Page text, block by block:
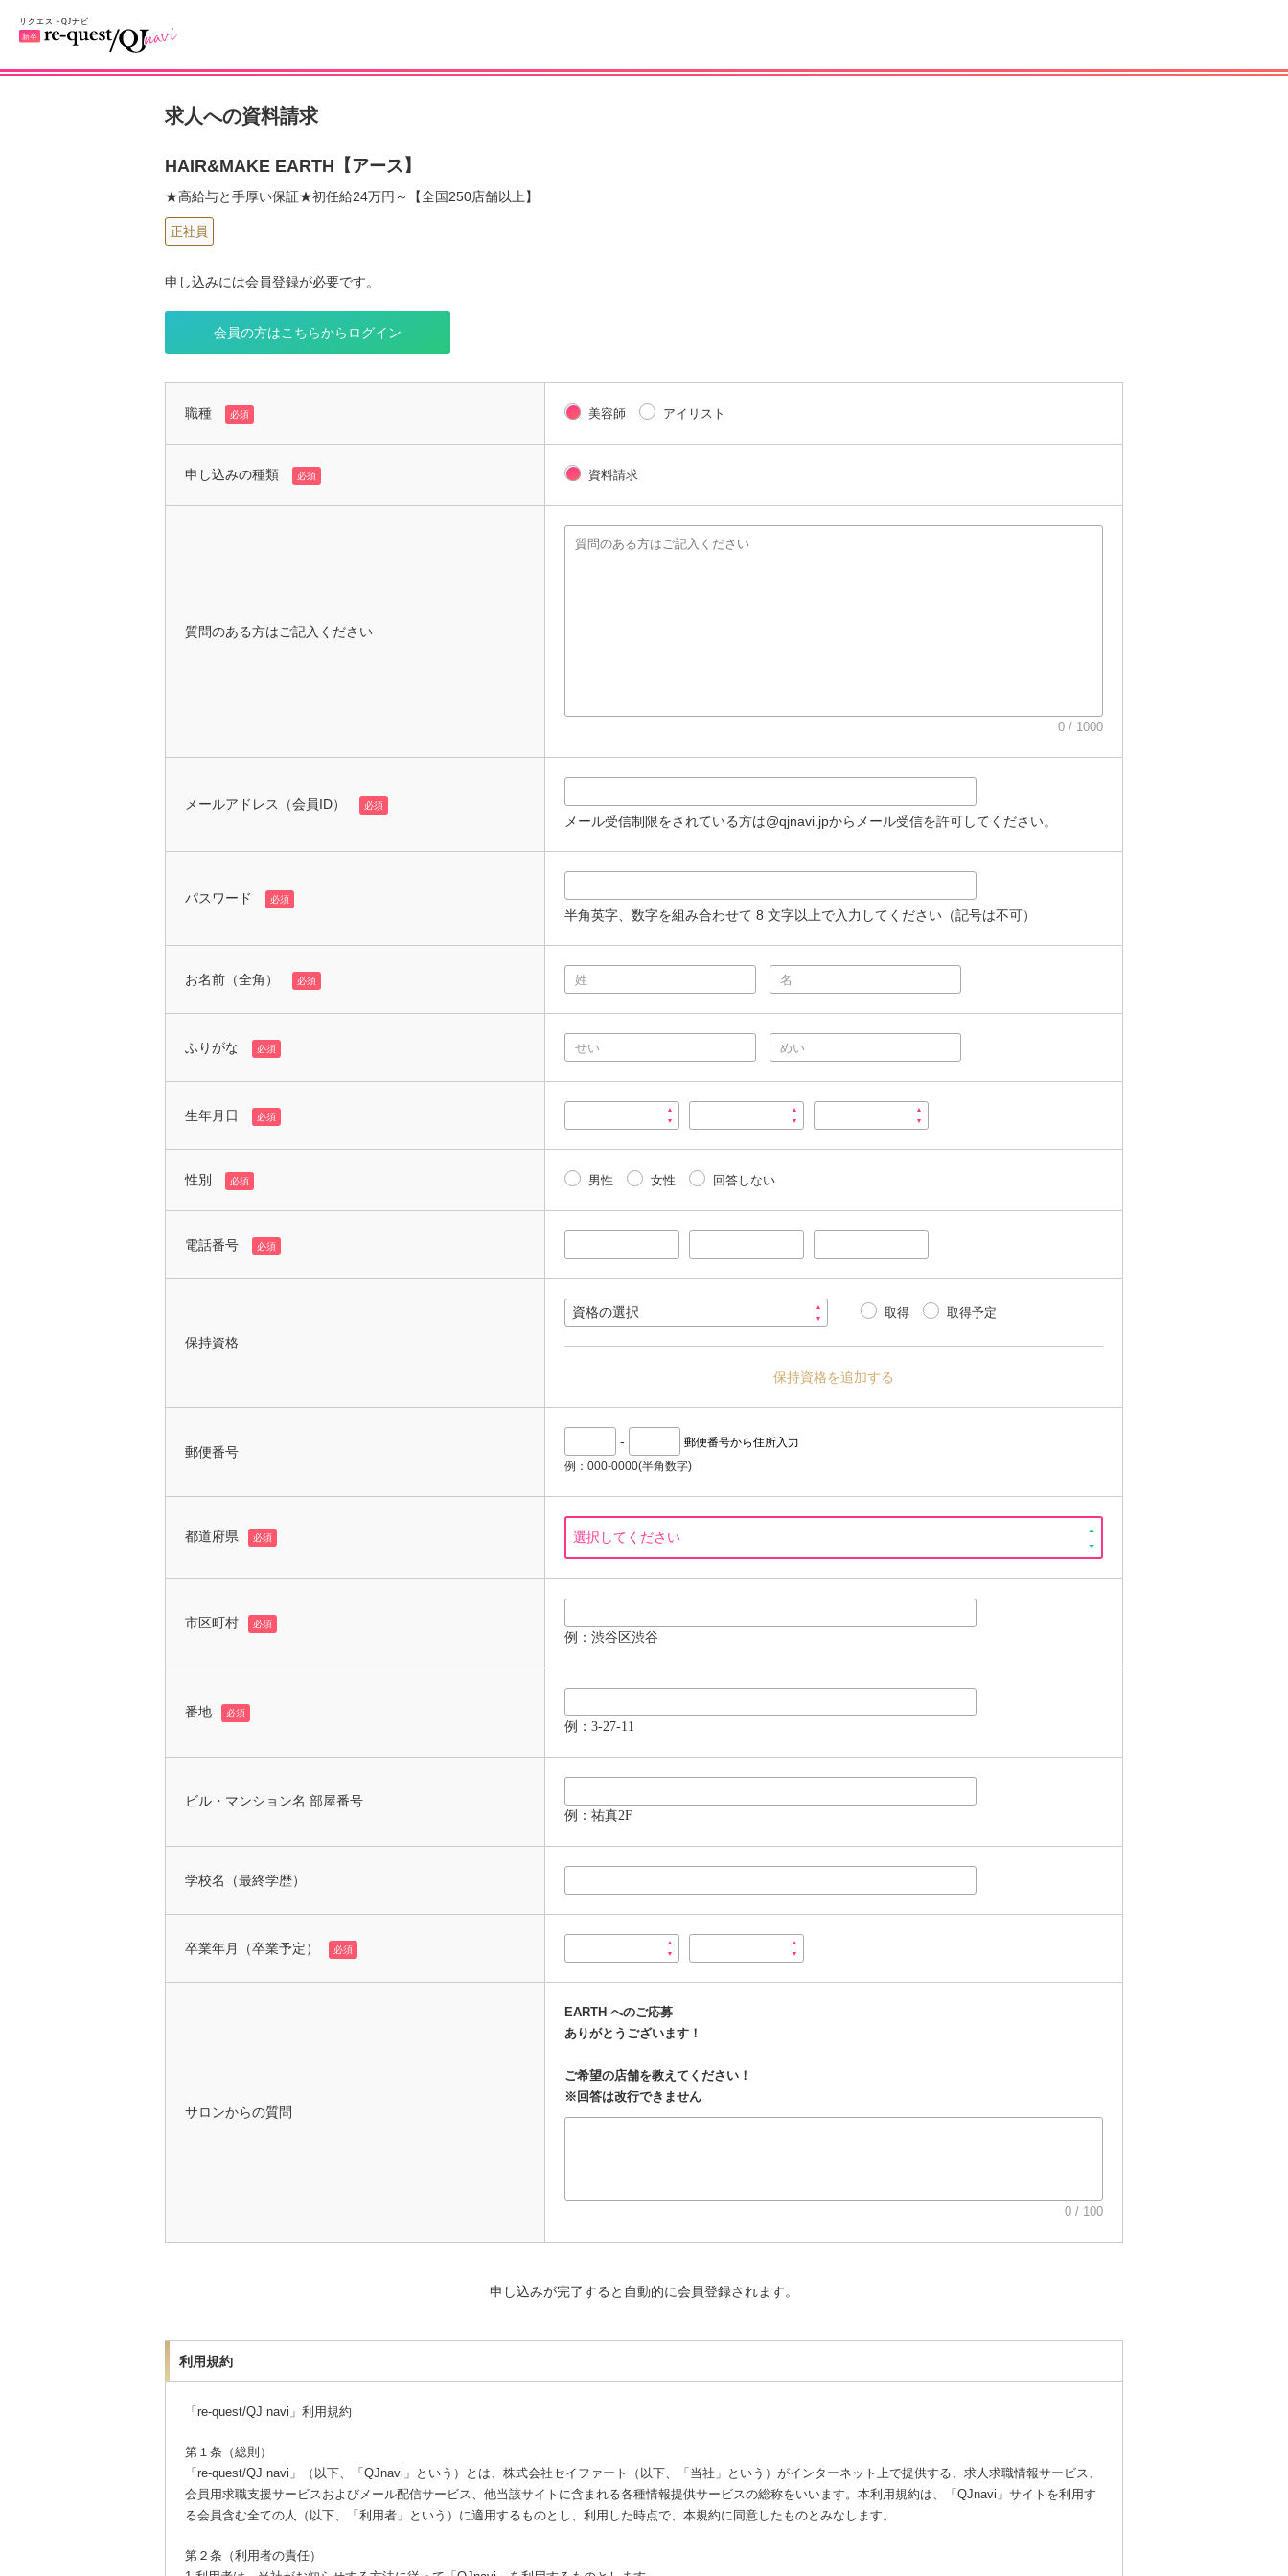
求人への資料請求
HAIR&MAKE EARTH【アース】
★高給与と手厚い保証★初任給24万円～【全国250店舗以上】
正社員
申し込みには会員登録が必要です。
会員の方はこちらからログイン
職種 必須 美容師 アイリスト
申し込みの種類 必須 資料請求
質問のある方はご記入ください
0 / 1000
メールアドレス（会員ID） 必須
メール受信制限をされている方は@qjnavi.jpからメール受信を許可してください。
パスワード 必須
半角英字、数字を組み合わせて 8 文字以上で入力してください（記号は不可）
お名前（全角） 必須
ふりがな 必須
生年月日 必須
性別 必須 男性 女性 回答しない
電話番号 必須
保持資格
取得 取得予定
保持資格を追加する
郵便番号
-
郵便番号から住所入力
例：000-0000(半角数字)
都道府県 必須
市区町村 必須
例：渋谷区渋谷
番地 必須
例：3-27-11
ビル・マンション名 部屋番号
例：祐真2F
学校名（最終学歴）
卒業年月（卒業予定） 必須
サロンからの質問
EARTH へのご応募
ありがとうございます！
ご希望の店舗を教えてください！
※回答は改行できません
0 / 100
申し込みが完了すると自動的に会員登録されます。
利用規約
「re-quest/QJ navi」利用規約
第１条（総則）
「re-quest/QJ navi」（以下、「QJnavi」という）とは、株式会社セイファート（以下、「当社」という）がインターネット上で提供する、求人求職情報サービス、
会員用求職支援サービスおよびメール配信サービス、他当該サイトに含まれる各種情報提供サービスの総称をいいます。本利用規約は、「QJnavi」サイトを利用す
る会員含む全ての人（以下、「利用者」という）に適用するものとし、利用した時点で、本規約に同意したものとみなします。
第２条（利用者の責任）